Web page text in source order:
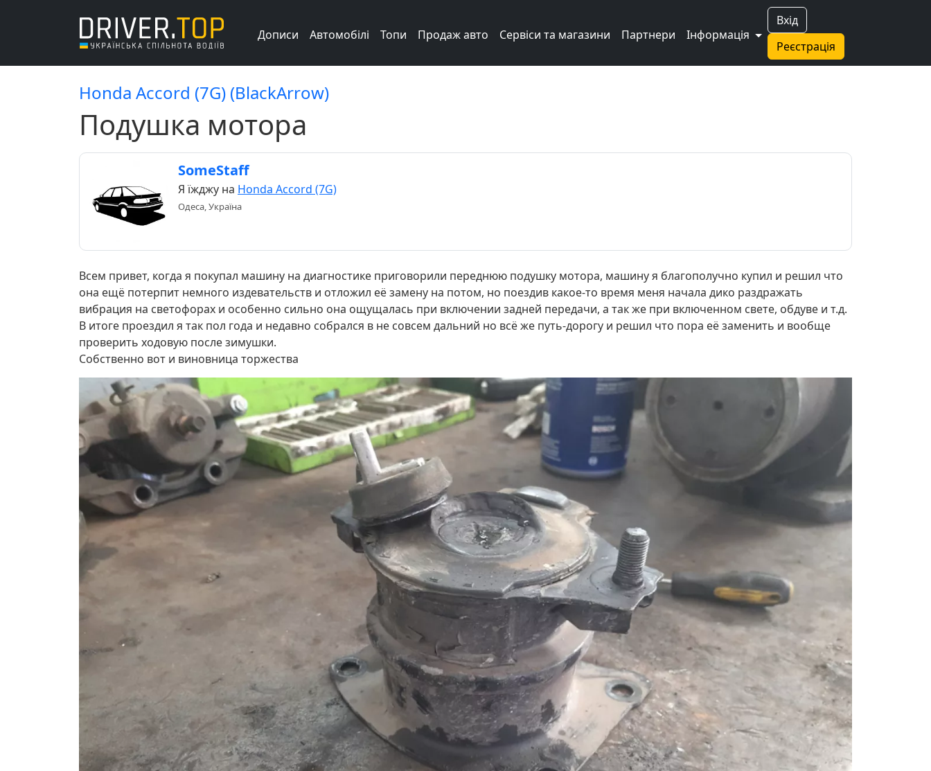
Вхід
Реєстрація
Дописи Автомобілі Топи Продаж авто Сервіси та магазини Партнери Інформація
Honda Accord (7G) (BlackArrow)
Подушка мотора
SomeStaff
Я їжджу на Honda Accord (7G)
Одеса, Україна
Всем привет, когда я покупал машину на диагностике приговорили переднюю подушку мотора, машину я благополучно купил и решил что
она ещё потерпит немного издевательств и отложил её замену на потом, но поездив какое-то время меня начала дико раздражать
вибрация на светофорах и особенно сильно она ощущалась при включении задней передачи, а так же при включенном свете, обдуве и т.д.
В итоге проездил я так пол года и недавно собрался в не совсем дальний но всё же путь-дорогу и решил что пора её заменить и вообще
проверить ходовую после зимушки.
Собственно вот и виновница торжества